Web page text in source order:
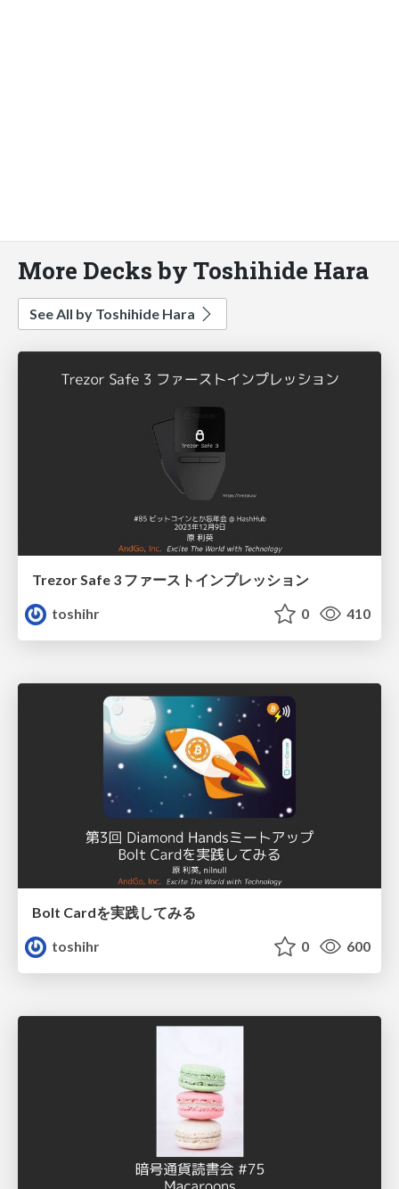
More Decks by Toshihide Hara
See All by Toshihide Hara
Trezor Safe 3 ファーストインプレッション
toshihr
0 410
Bolt Cardを実践してみる
toshihr
0 600